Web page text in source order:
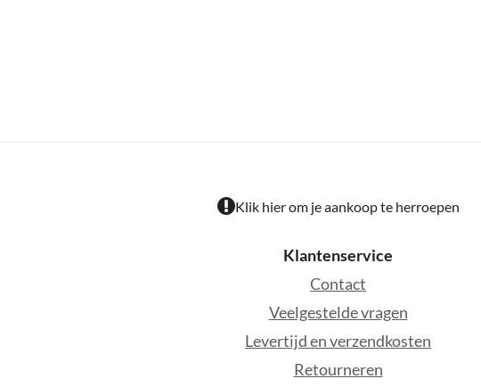
Klik hier om je aankoop te herroepen
Klantenservice
Contact
Veelgestelde vragen
Levertijd en verzendkosten
Retourneren